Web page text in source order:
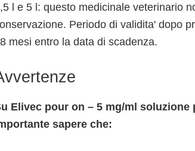
l e 5 l: questo medicinale veterinario
Periodo di validita' dopo
mesi entro la data di scadenza.
Elivec pour on – 5 mg/ml
sapere che: